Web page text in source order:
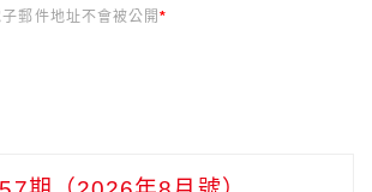
郵件地址不會被公開*